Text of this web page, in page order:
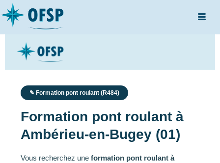
✎ Formation pont roulant (R484)
Formation pont roulant à
Ambérieu-en-Bugey (01)
Vous recherchez une formation pont roulant à